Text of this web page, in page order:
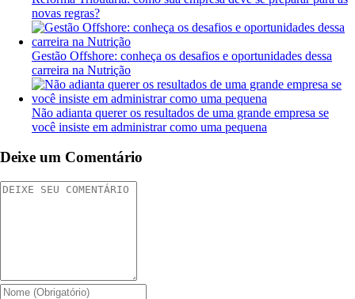
novas regras?
Gestão Offshore: conheça os desafios e oportunidades dessa
carreira na Nutrição
Não adianta querer os resultados de uma grande empresa se
você insiste em administrar como uma pequena
Deixe um Comentário